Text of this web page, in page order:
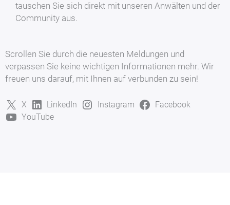
tauschen Sie sich direkt mit unseren Anwälten und der
Community aus.
Scrollen Sie durch die neuesten Meldungen und
verpassen Sie keine wichtigen Informationen mehr. Wir
freuen uns darauf, mit Ihnen auf verbunden zu sein!
X LinkedIn Instagram
Facebook
YouTube